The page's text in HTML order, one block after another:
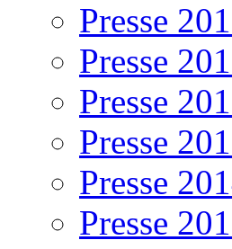
Presse
Presse
Presse
Presse
Presse
Presse